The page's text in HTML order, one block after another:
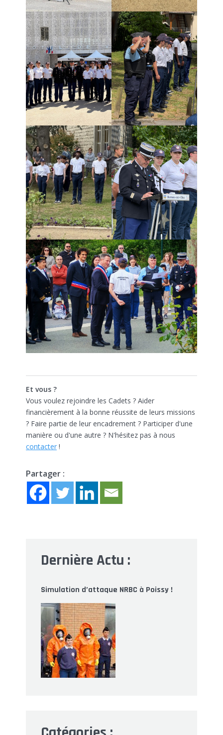
Et vous ?
Vous voulez rejoindre les Cadets ? Aider
financièrement à la bonne réussite de leurs missions
? Faire partie de leur encadrement ? Participer d'une
manière ou d'une autre ? N'hésitez pas à nous
contacter !
Partager :
Dernière Actu :
Simulation d’attaque NRBC à Poissy !